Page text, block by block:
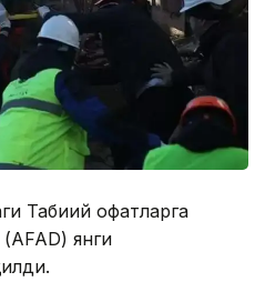
Табиий офатларга
янги